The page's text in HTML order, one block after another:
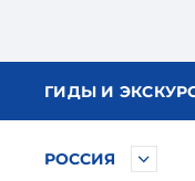
ГИДЫ И
РОССИЯ